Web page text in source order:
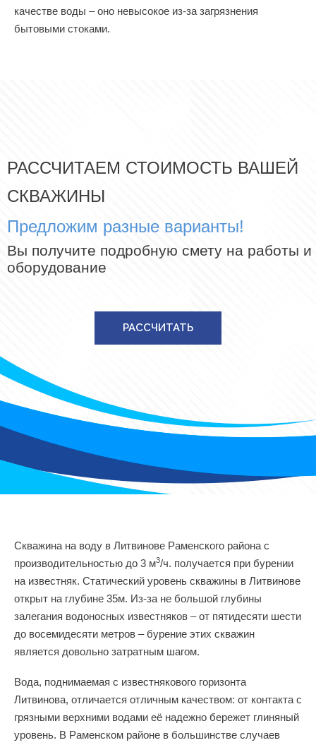
качестве воды – оно невысокое из-за загрязнения
бытовыми стоками.
РАССЧИТАЕМ СТОИМОСТЬ ВАШЕЙ
СКВАЖИНЫ
Предложим разные варианты!
Вы получите подробную смету на работы и
оборудование
РАССЧИТАТЬ
Скважина на воду в Литвинове Раменского района с
производительностью до 3 м3/ч. получается при бурении
на известняк. Статический уровень скважины в Литвинове
открыт на глубине 35м. Из-за не большой глубины
залегания водоносных известняков – от пятидесяти шести
до восемидесяти метров – бурение этих скважин
является довольно затратным шагом.
Вода, поднимаемая с известнякового горизонта
Литвинова, отличается отличным качеством: от контакта с
грязными верхними водами её надежно бережет глиняный
уровень. В Раменском районе в большинстве случаев